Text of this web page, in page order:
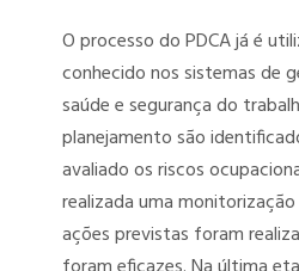
O processo do PDCA já é
conhecido nos sistemas de
saúde e segurança do
planejamento são
avaliado os riscos
realizada uma
ações previstas foram